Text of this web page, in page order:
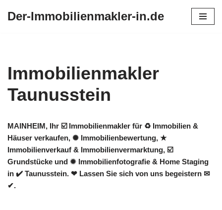
Der-Immobilienmakler-in.de
Immobilienmakler
Taunusstein
MAINHEIM, Ihr ☑️ Immobilienmakler für ♻ Immobilien &
Häuser verkaufen, ✺ Immobilienbewertung, ★
Immobilienverkauf & Immobilienvermarktung, ☑️
Grundstücke und ✹ Immobilienfotografie & Home Staging
in ✔️ Taunusstein. ❤ Lassen Sie sich von uns begeistern ✉
✔.